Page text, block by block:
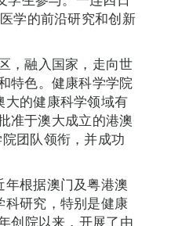
学的前沿研究和创新
，融入国家，走向世
特色。健康科学学院
的健康科学领域有
准于澳大成立的港澳
团队领衔，并成功
根据澳门及粤港澳
科研究，特别是健康
创院以来，开展了由